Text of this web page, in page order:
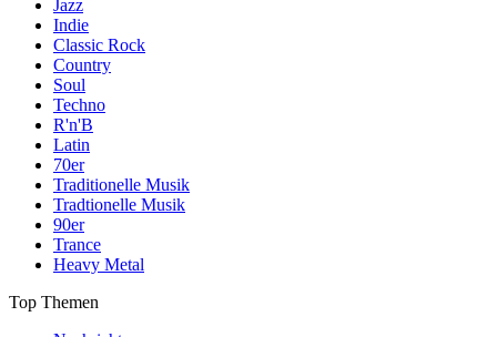
Jazz
Indie
Classic Rock
Country
Soul
Techno
R'n'B
Latin
70er
Traditionelle Musik
Tradtionelle Musik
90er
Trance
Heavy Metal
Top Themen